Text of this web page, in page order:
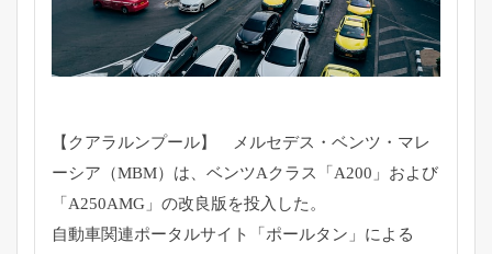
【クアラルンプール】 メルセデス・ベンツ・マレ
ーシア（MBM）は、ベンツAクラス「 A200」および
「A250AMG」の改良版を投入した。
自動車関連ポータルサイト「ポールタン」による